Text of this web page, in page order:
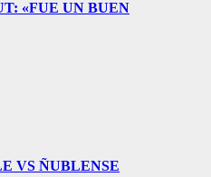
«FUE UN BUEN
VS ÑUBLENSE